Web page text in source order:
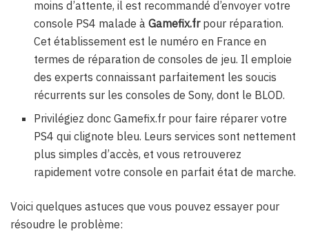
moins d’attente, il est recommandé d’envoyer votre
console PS4 malade àGamefix.frpour réparation.
Cet établissement est le numéro en France en
termes de réparation de consoles de jeu. Il emploie
des experts connaissant parfaitement les soucis
récurrents sur les consoles de Sony, dont le BLOD.
Privilégiez donc Gamefix.fr pour faire réparer votre
PS4 qui clignote bleu. Leurs services sont nettement
plus simples d’accès, et vous retrouverez
rapidement votre console en parfait état de marche.
Voici quelques astuces que vous pouvez essayer pour
résoudre le problème: